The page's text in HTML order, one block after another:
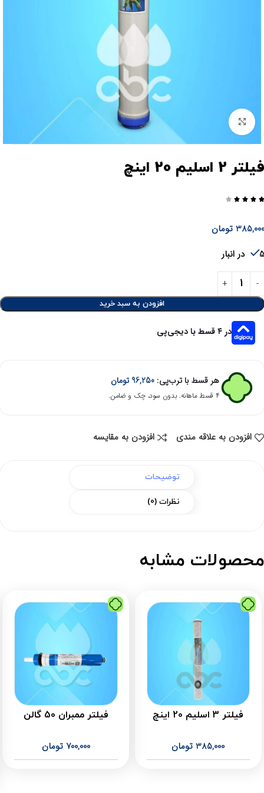
برای بزرگنمایی کلیک کنید
2 اسلیم 20 اینچ




تومان
افزودن به سبد خرید
در ۴ قسط با دیجی‌پی
هر قسط با ترب‌پی: 96,250 تومان
۴ قسط ماهانه. بدون سود، چک و ضامن.
افزودن به علاقه مندی افزودن به مقایسه
توضیحات
نظرات (0)
محصولات مشابه
فیلتر 3 اسلیم 20 اینچ
385,000 تومان
فیلتر ممبران 50 گالن
700,000 تومان